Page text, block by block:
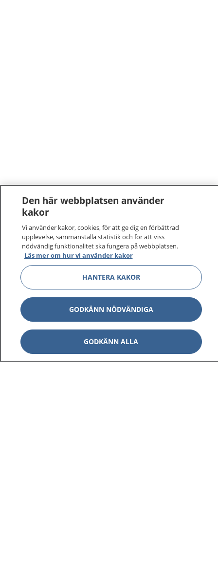
1177 tryggt om din hälsa och vård
På 1177.se får du råd om hälsa och information om
sjukdomar och vilka mottagningar du kan kontakta.
Logga in för att läsa din journal och göra dina
vårdärenden. Ring telefonnummer 1177 för
sjukvårdsrådgivning dygnet runt.
1177 ger dig råd när du vill må bättre.
Den här webbplatsen använder
kakor
Vi använder kakor, cookies, för att ge dig en förbättrad
upplevelse, sammanställa statistik och för att viss
nödvändig funktionalitet ska fungera på webbplatsen.
Läs mer om hur vi använder kakor
HANTERA KAKOR
GODKÄNN NÖDVÄNDIGA
GODKÄNN ALLA